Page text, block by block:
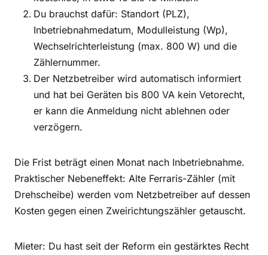
Du brauchst dafür: Standort (PLZ),
Inbetriebnahmedatum, Modulleistung (Wp),
Wechselrichterleistung (max. 800 W) und die
Zählernummer.
Der Netzbetreiber wird automatisch informiert
und hat bei Geräten bis 800 VA kein Vetorecht,
er kann die Anmeldung nicht ablehnen oder
verzögern.
Die Frist beträgt einen Monat nach Inbetriebnahme.
Praktischer Nebeneffekt: Alte Ferraris-Zähler (mit
Drehscheibe) werden vom Netzbetreiber auf dessen
Kosten gegen einen Zweirichtungszähler getauscht.
Mieter: Du hast seit der Reform ein gestärktes Recht